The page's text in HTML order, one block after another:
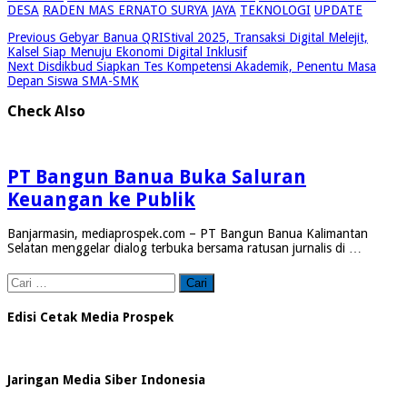
DESA RADEN MAS ERNATO SURYA JAYA TEKNOLOGI UPDATE
Previous Gebyar Banua QRIStival 2025, Transaksi Digital Melejit,
Kalsel Siap Menuju Ekonomi Digital Inklusif
Next Disdikbud Siapkan Tes Kompetensi Akademik, Penentu Masa
Depan Siswa SMA-SMK
Check Also
PT Bangun Banua Buka Saluran
Keuangan ke Publik
Banjarmasin, mediaprospek.com – PT Bangun Banua Kalimantan
Selatan menggelar dialog terbuka bersama ratusan jurnalis di …
Cari
untuk:
Edisi Cetak Media Prospek
Jaringan Media Siber Indonesia